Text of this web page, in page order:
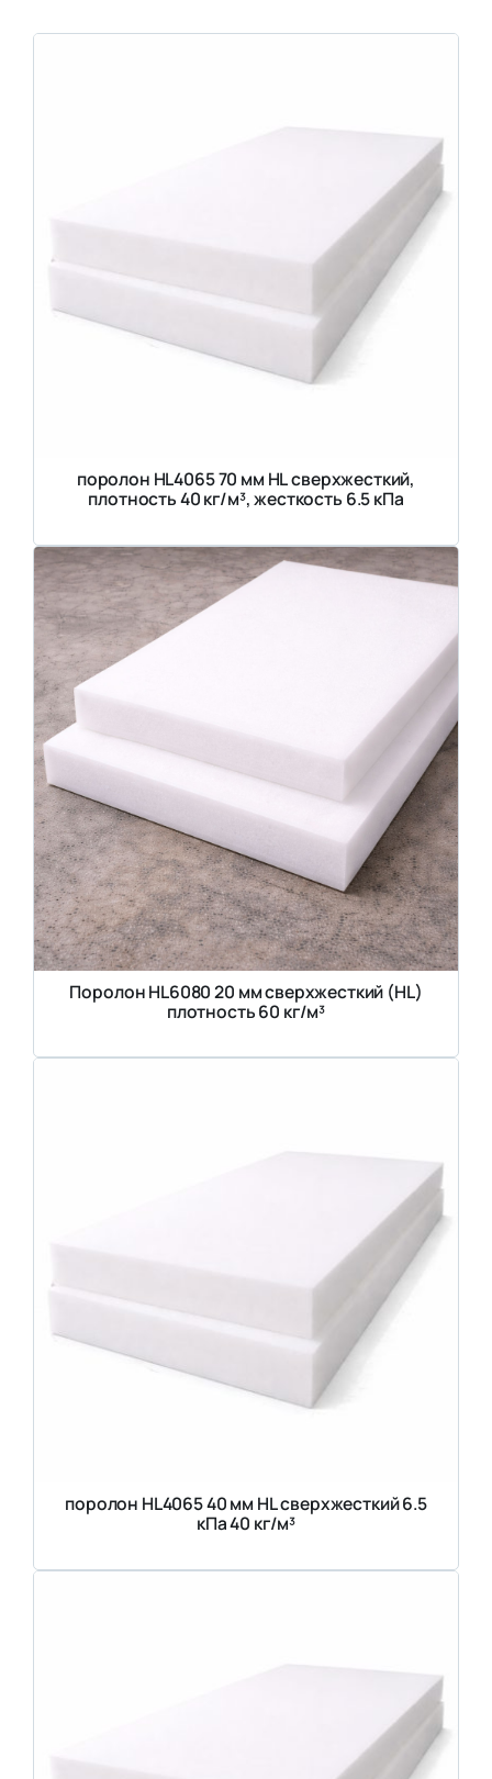
поролон HL4065 70 мм HL сверхжесткий,
плотность 40 кг/м³, жесткость 6.5 кПа
Поролон HL6080 20 мм сверхжесткий (HL)
плотность 60 кг/м³
поролон HL4065 40 мм HL сверхжесткий 6.5
кПа 40 кг/м³